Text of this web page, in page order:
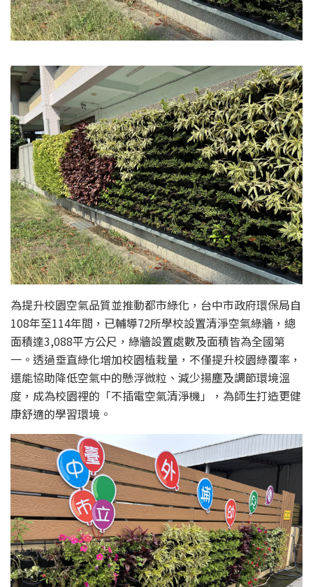
為提升校園空氣品質並推動都市綠化，台中市政府環保局自
108年至114年間，已輔導72所學校設置清淨空氣綠牆，總
面積達3,088平方公尺，綠牆設置處數及面積皆為全國第
一。透過垂直綠化增加校園植栽量，不僅提升校園綠覆率，
還能協助降低空氣中的懸浮微粒、減少揚塵及調節環境溫
度，成為校園裡的「不插電空氣清淨機」，為師生打造更健
康舒適的學習環境。